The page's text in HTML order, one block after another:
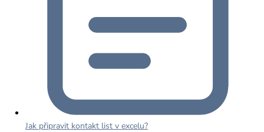
Jak připravit kontakt list v excelu?